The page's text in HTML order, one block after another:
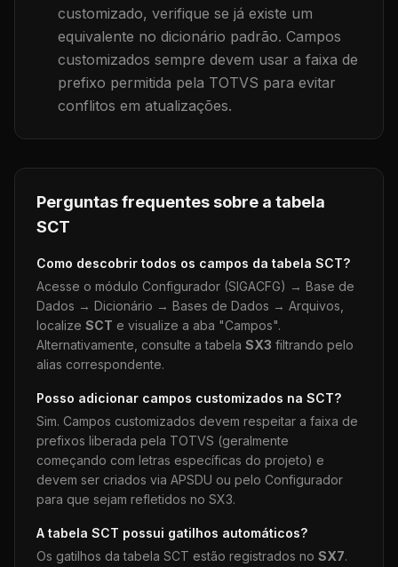
customizado, verifique se já existe um
equivalente no dicionário padrão. Campos
customizados sempre devem usar a faixa de
prefixo permitida pela TOTVS para evitar
conflitos em atualizações.
Perguntas frequentes sobre a tabela
SCT
Como descobrir todos os campos da tabela SCT?
Acesse o módulo Configurador (SIGACFG) → Base de
Dados → Dicionário → Bases de Dados → Arquivos,
localize SCT e visualize a aba "Campos".
Alternativamente, consulte a tabela SX3 filtrando pelo
alias correspondente.
Posso adicionar campos customizados na SCT?
Sim. Campos customizados devem respeitar a faixa de
prefixos liberada pela TOTVS (geralmente
começando com letras específicas do projeto) e
devem ser criados via APSDU ou pelo Configurador
para que sejam refletidos no SX3.
A tabela SCT possui gatilhos automáticos?
Os gatilhos da tabela SCT estão registrados no SX7.